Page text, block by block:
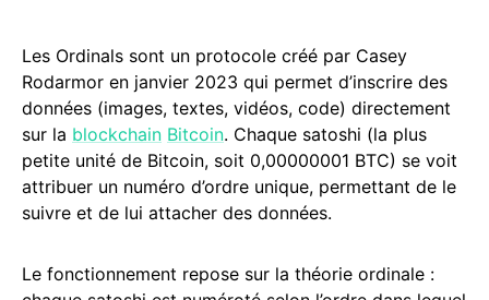
Les Ordinals sont un protocole créé par Casey
Rodarmor en janvier 2023 qui permet d’inscrire des
données (images, textes, vidéos, code) directement
sur la blockchain Bitcoin. Chaque satoshi (la plus
petite unité de Bitcoin, soit 0,00000001 BTC) se voit
attribuer un numéro d’ordre unique, permettant de le
suivre et de lui attacher des données.
Le fonctionnement repose sur la théorie ordinale :